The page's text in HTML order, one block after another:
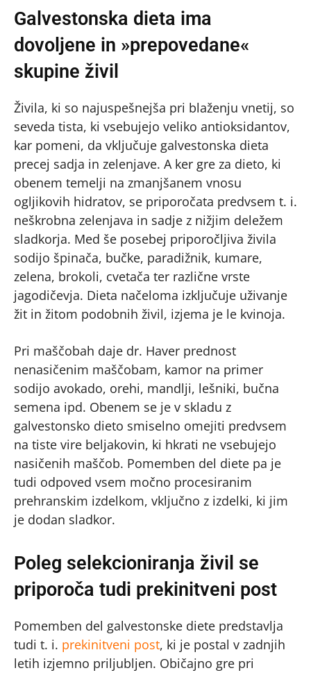
Galvestonska dieta ima
dovoljene in »prepovedane«
skupine živil
Živila, ki so najuspešnejša pri blaženju vnetij, so
seveda tista, ki vsebujejo veliko antioksidantov,
kar pomeni, da vključuje galvestonska dieta
precej sadja in zelenjave. A ker gre za dieto, ki
obenem temelji na zmanjšanem vnosu
ogljikovih hidratov, se priporočata predvsem t. i.
neškrobna zelenjava in sadje z nižjim deležem
sladkorja. Med še posebej priporočljiva živila
sodijo špinača, bučke, paradižnik, kumare,
zelena, brokoli, cvetača ter različne vrste
jagodičevja. Dieta načeloma izključuje uživanje
žit in žitom podobnih živil, izjema je le kvinoja.
Pri maščobah daje dr. Haver prednost
nenasičenim maščobam, kamor na primer
sodijo avokado, orehi, mandlji, lešniki, bučna
semena ipd. Obenem se je v skladu z
galvestonsko dieto smiselno omejiti predvsem
na tiste vire beljakovin, ki hkrati ne vsebujejo
nasičenih maščob. Pomemben del diete pa je
tudi odpoved vsem močno procesiranim
prehranskim izdelkom, vključno z izdelki, ki jim
je dodan sladkor.
Poleg selekcioniranja živil se
priporoča tudi prekinitveni post
Pomemben del galvestonske diete predstavlja
tudi t. i. prekinitveni post, ki je postal v zadnjih
letih izjemno priljubljen. Običajno gre pri